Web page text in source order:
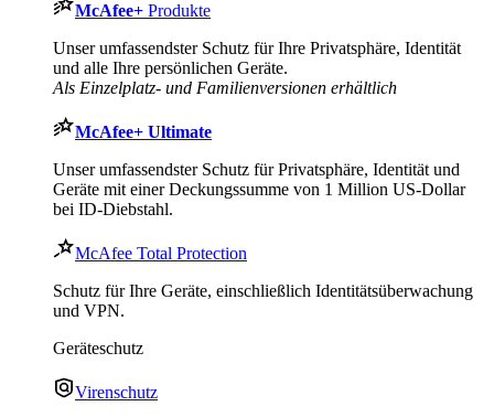
McAfee+ Produkte
Unser umfassendster Schutz für Ihre Privatsphäre, Identität
und alle Ihre persönlichen Geräte.
Als Einzelplatz- und Familienversionen erhältlich
McAfee+ Ultimate
Unser umfassendster Schutz für Privatsphäre, Identität und
Geräte mit einer Deckungssumme von 1 Million US-Dollar
bei ID-Diebstahl.
McAfee Total Protection
Schutz für Ihre Geräte, einschließlich Identitätsüberwachung
und VPN.
Geräteschutz
Virenschutz